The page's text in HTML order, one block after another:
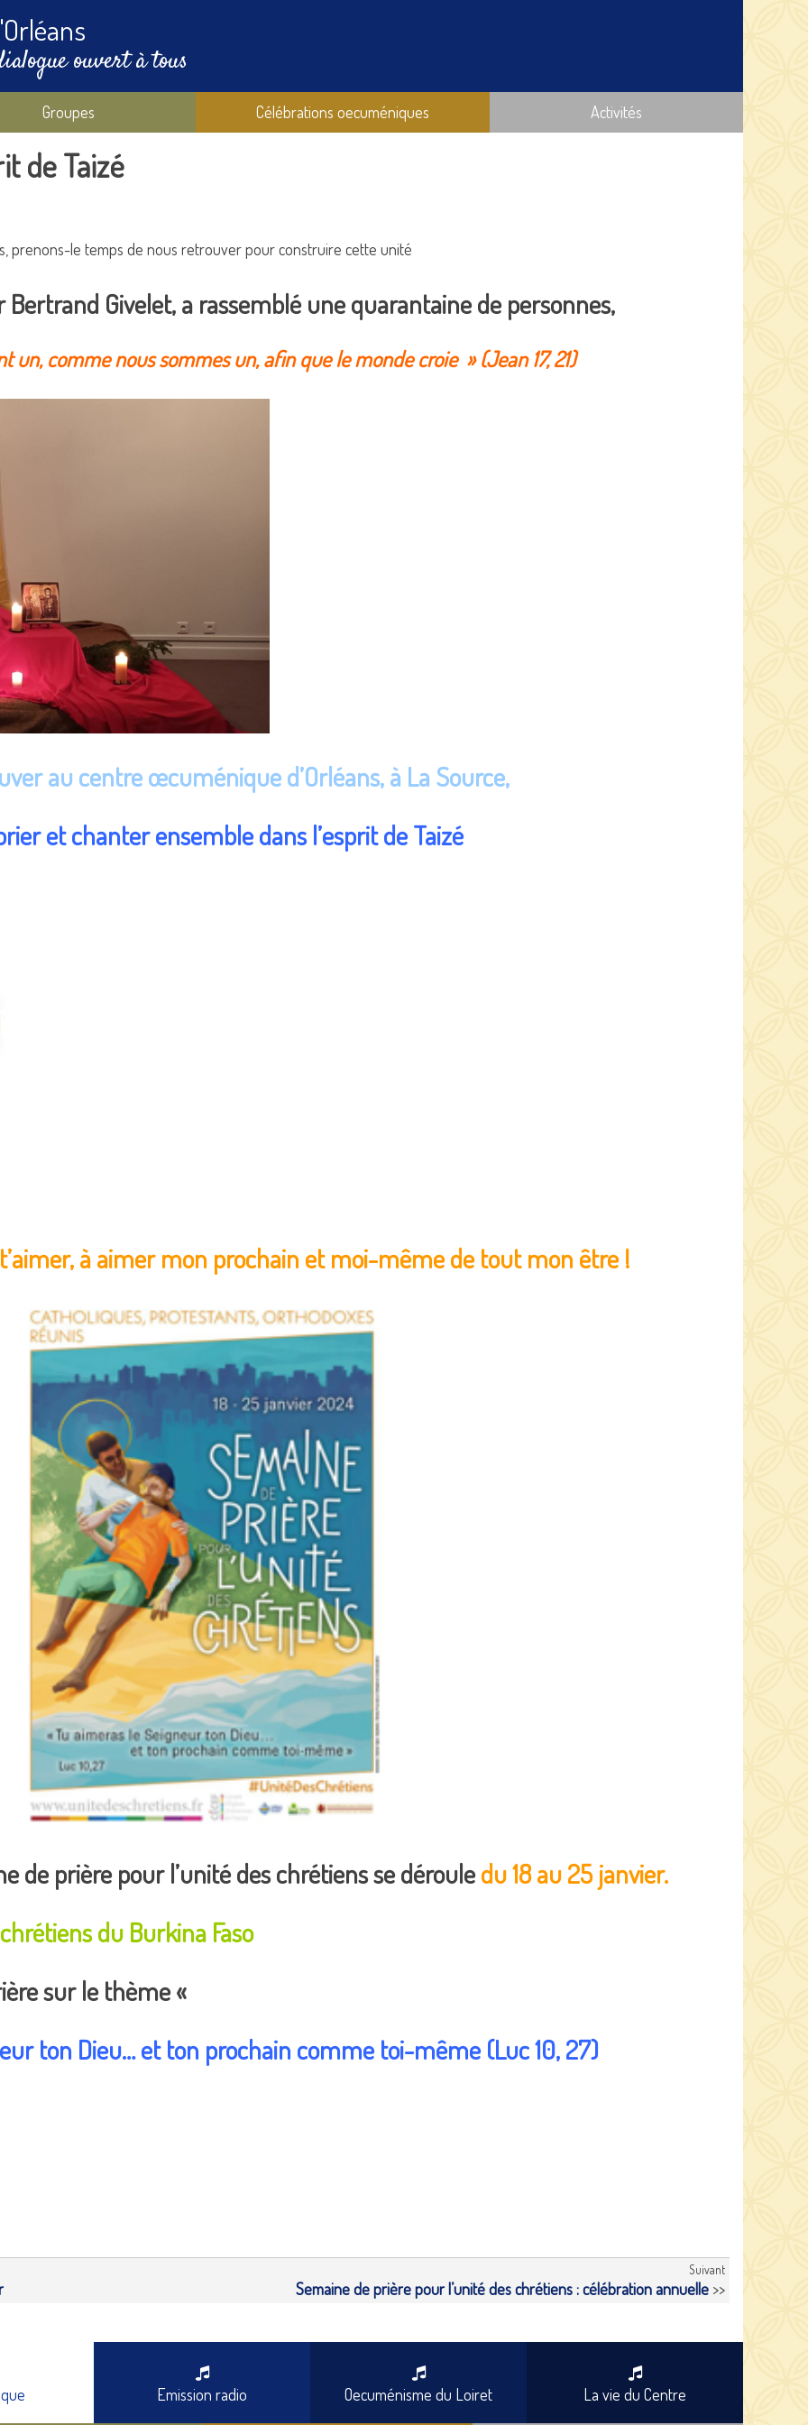
ouvert à tous
Groupes Célébrations oecuméniques Activités
de Taizé
prenons-le temps de nous retrouver pour construire cette unité
Givelet, a rassemblé une quarantaine de personnes,
un, comme nous sommes un, afin que le monde croie » (Jean 17, 21)
au centre œcuménique d’Orléans, à La Source,
et chanter ensemble dans l’esprit de Taizé
à aimer mon prochain et moi-même de tout mon être !
de prière pour l’unité des chrétiens se dérouledu 18 au 25 janvier.
du Burkina Faso
sur le thème «
ton Dieu… et ton prochain comme toi-même (Luc 10, 27)
Suivant
Semaine de prière pour l’unité des chrétiens : célébration annuelle >>
Emission radio Oecuménisme du Loiret La vie du Centre